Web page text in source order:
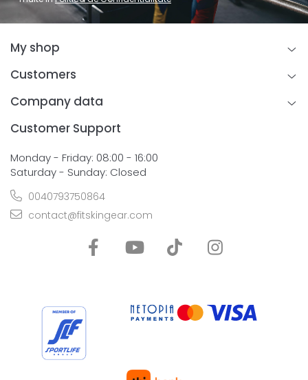
My shop
Customers
Company data
Customer Support
Monday - Friday: 08:00 - 16:00
Saturday - Sunday: Closed
0040793750864
contact@fitskingear.com